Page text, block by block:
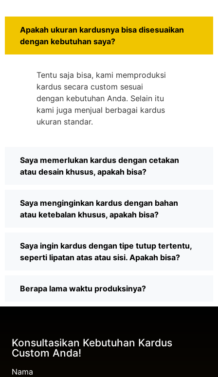
Apakah ukuran kardusnya bisa disesuaikan
dengan kebutuhan saya?
Tentu saja bisa, kami memproduksi
kardus secara custom sesuai
dengan kebutuhan Anda. Selain itu
kami juga menjual berbagai kardus
ukuran standar.
Saya memerlukan kardus dengan cetakan
atau desain khusus, apakah bisa?
Saya menginginkan kardus dengan bahan
atau ketebalan khusus, apakah bisa?
Saya ingin kardus dengan tipe tutup tertentu,
seperti lipatan atas atau sisi. Apakah bisa?
Berapa lama waktu produksinya?
Konsultasikan Kebutuhan Kardus
Custom Anda!
Nama